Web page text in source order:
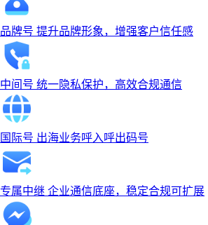
品牌号 提升品牌形象，增强客户信任感
中间号 统一隐私保护，高效合规通信
国际号 出海业务呼入呼出码号
专属中继 企业通信底座，稳定合规可扩展